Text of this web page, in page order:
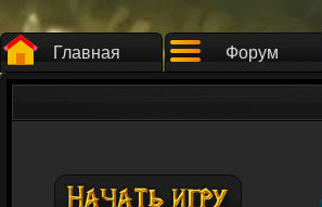
Главная Форум